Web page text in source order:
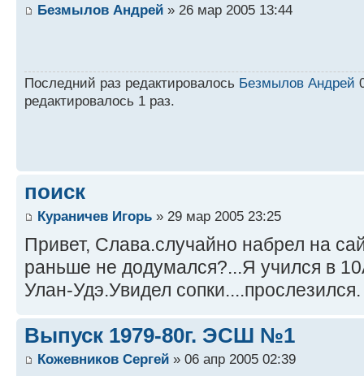
Безмылов Андрей » 26 мар 2005 13:44
Последний раз редактировалось Безмылов Андрей
редактировалось 1 раз.
поиск
Кураничев Игорь » 29 мар 2005 23:25
Привет, Слава.случайно набрел на
раньше не додумался?...Я учился в
Улан-Удэ.Увидел сопки....прослезился.
Выпуск 1979-80г. ЭСШ №1
Кожевников Сергей » 06 апр 2005 02:39